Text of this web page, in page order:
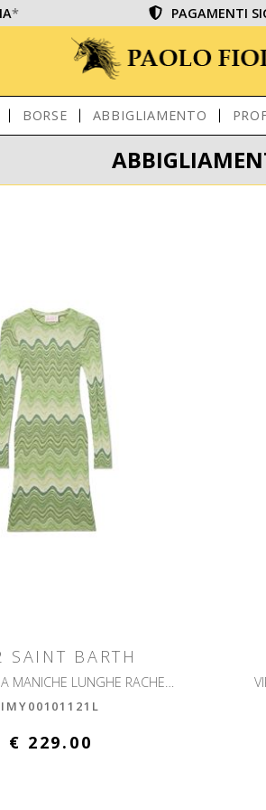
* PAGAMENTI
BORSE ABBIGLIAMENTO
SAINT BARTH
IMANY ABITO A MANICHE LUNGHE RACHEL SEA WAVE SOFT
IMY00101121L
€ 229.00